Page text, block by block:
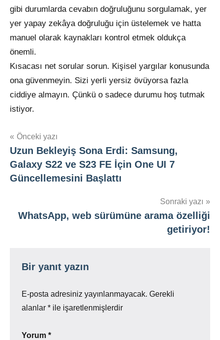
gibi durumlarda cevabın doğruluğunu sorgulamak, yer
yer yapay zekâya doğruluğu için üstelemek ve hatta
manuel olarak kaynakları kontrol etmek oldukça
önemli.
Kısacası net sorular sorun. Kişisel yargılar konusunda
ona güvenmeyin. Sizi yerli yersiz övüyorsa fazla
ciddiye almayın. Çünkü o sadece durumu hoş tutmak
istiyor.
Yazı
gezinmesi
Önceki yazı
Uzun Bekleyiş Sona Erdi: Samsung,
Galaxy S22 ve S23 FE İçin One UI 7
Güncellemesini Başlattı
Sonraki yazı
WhatsApp, web sürümüne arama özelliği
getiriyor!
Bir yanıt yazın
E-posta adresiniz yayınlanmayacak. Gerekli
alanlar * ile işaretlenmişlerdir
Yorum *